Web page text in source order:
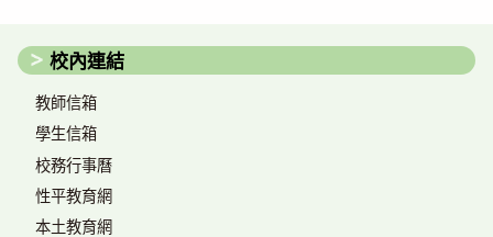
校內連結
教師信箱
學生信箱
校務行事曆
性平教育網
本土教育網